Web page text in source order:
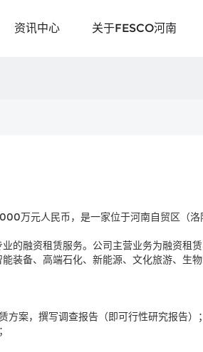
资讯中心 关于FESCO河南
万元人民币，是一家位于河南自贸区（
的融资租赁服务。公司主营业务为融资租
装备、高端石化、新能源、文化旅游、生物
案，撰写调查报告（即可行性研究报告）；